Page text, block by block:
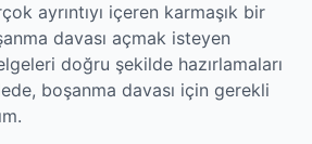
ayrıntıyı içeren karmaşık bir
davası açmak isteyen
doğru şekilde hazırlamaları
boşanma davası için gerekli